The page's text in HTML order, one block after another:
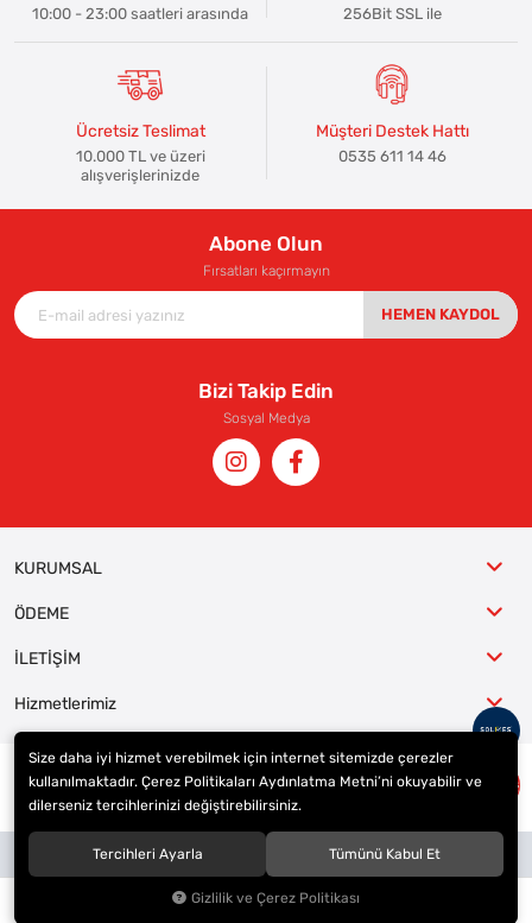
10:00 - 23:00 saatleri arasında 256Bit SSL ile
Ücretsiz Teslimat
10.000 TL ve üzeri
alışverişlerinizde
Müşteri Destek Hattı
0535 611 14 46
Abone Olun
Fırsatları kaçırmayın
HEMEN KAYDOL
Bizi Takip Edin
Sosyal Medya
KURUMSAL
ÖDEME
İLETİŞİM
Hizmetlerimiz
© 2023ER-LAS Oto Jant ve Lastik - Yunus ULAŞ
Site tasarımı tarafımızdan yapılmıştır.
Size daha iyi hizmet verebilmek için internet sitemizde çerezler
kullanılmaktadır. Çerez Politikaları Aydınlatma Metni’ni okuyabilir ve
dilerseniz tercihlerinizi değiştirebilirsiniz.
Tercihleri Ayarla Tümünü Kabul Et
Gizlilik ve Çerez Politikası